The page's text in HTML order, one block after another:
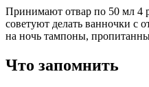
Принимают отвар по 50 мл 4
советуют делать ванночки с
на ночь тампоны,
Что запомнить